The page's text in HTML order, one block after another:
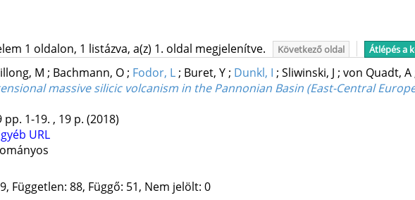
1 oldalon, 1 listázva, a(z) 1. oldal megjelenítve. Következő oldal Átlépés a
M ; Bachmann, O; Fodor, L; Buret, Y; Dunkl, I ; Sliwinski, J ; von Quadt, A
massive silicic volcanism in the Pannonian Basin (East-Central
pp. 1-19. , 19 p. (2018)
URL
Független: 88, Függő: 51, Nem jelölt: 0